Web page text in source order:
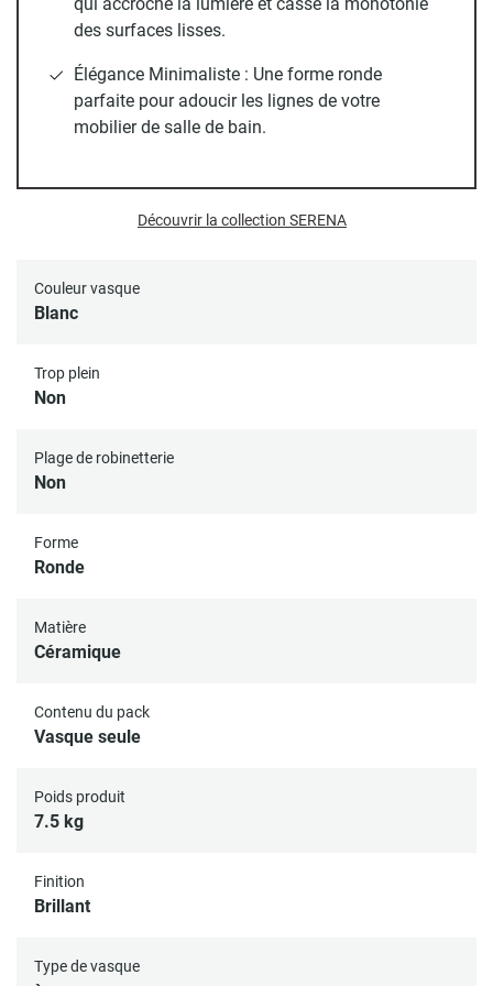
simple à nettoyer malgré ses reliefs.
standard (45 mm).
Bonde et siphon non inclus.
Couleur vasque
Blanc
Trop plein
Non
Plage de robinetterie
Non
Forme
Ronde
Matière
Céramique
Contenu du pack
Vasque seule
Poids produit
7.5 kg
Finition
Brillant
Type de vasque
qui accroche la lumière et casse la monotonie
des surfaces lisses.
Élégance Minimaliste : Une forme ronde
parfaite pour adoucir les lignes de votre
mobilier de salle de bain.
Découvrir la collection SERENA